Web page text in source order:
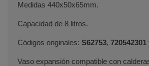
Medidas 440x50x65mm.
Capacidad de 8 litros.
Códigos originales: S62753, 720542301
Vaso expansión compatible con